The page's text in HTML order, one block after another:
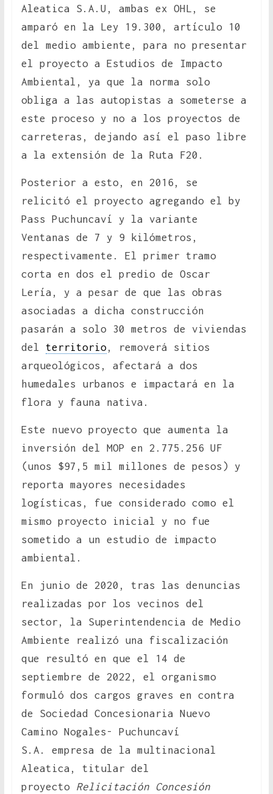
Aleatica S.A.U, ambas ex OHL, se
amparó en la Ley 19.300, artículo 10
del medio ambiente, para no presentar
el proyecto a Estudios de Impacto
Ambiental, ya que la norma solo
obliga a las autopistas a someterse a
este proceso y no a los proyectos de
carreteras, dejando así el paso libre
a la extensión de la Ruta F20.
Posterior a esto, en 2016, se
relicitó el proyecto agregando el by
Pass Puchuncaví y la variante
Ventanas de 7 y 9 kilómetros,
respectivamente. El primer tramo
corta en dos el predio de Oscar
Lería, y a pesar de que las obras
asociadas a dicha construcción
pasarán a solo 30 metros de viviendas
del territorio, removerá sitios
arqueológicos, afectará a dos
humedales urbanos e impactará en la
flora y fauna nativa.
Este nuevo proyecto que aumenta la
inversión del MOP en 2.775.256 UF
(unos $97,5 mil millones de pesos) y
reporta mayores necesidades
logísticas, fue considerado como el
mismo proyecto inicial y no fue
sometido a un estudio de impacto
ambiental.
En junio de 2020, tras las denuncias
realizadas por los vecinos del
sector, la Superintendencia de Medio
Ambiente realizó una fiscalización
que resultó en que el 14 de
septiembre de 2022, el organismo
formuló dos cargos graves en contra
de Sociedad Concesionaria Nuevo
Camino Nogales- Puchuncaví
S.A. empresa de la multinacional
Aleatica, titular del
proyecto Relicitación Concesión